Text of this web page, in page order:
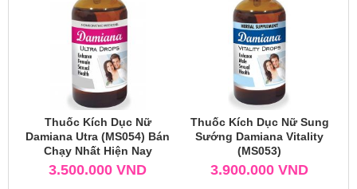
Thuốc Kích Dục Nữ
Damiana Utra (MS054) Bán
Chạy Nhất Hiện Nay
3.500.000 VND
Thuốc Kích Dục Nữ Sung
Sướng Damiana Vitality
(MS053)
3.900.000 VND